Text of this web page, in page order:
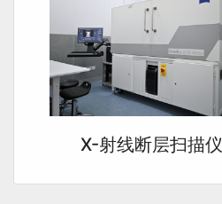
X-射线断层扫描仪